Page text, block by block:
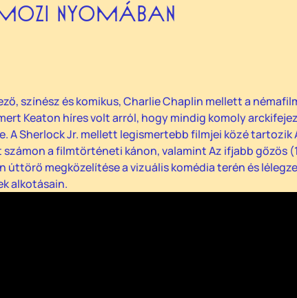
NYOMÁBAN
színész és komikus, Charlie Chaplin mellett a
Keaton híres volt arról, hogy mindig komoly
Sherlock Jr. mellett legismertebb filmjei közé tartozik
a filmtörténeti kánon, valamint Az ifjabb gőzös
úttörő megközelítése a vizuális komédia terén és
alkotásain.